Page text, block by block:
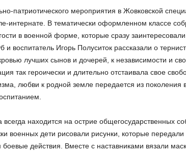
патриотического мероприятия в Жовковской
интернате. В тематически оформленном классе
в военной форме, которые сразу
и воспитатель Игорь Полуситок рассказали о
лучших сынов и дочерей, к независимости и
так героически и длительно отстаивала свое
любви к родной земле передается из поколения
всегда находится на острие общегосударственных
военных дети рисовали рисунки, которые передали
действия. Вместе с наставниками вязали